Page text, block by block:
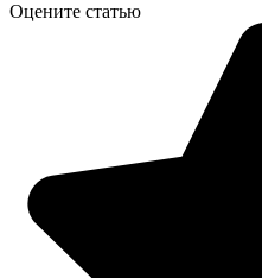
Оцените статью